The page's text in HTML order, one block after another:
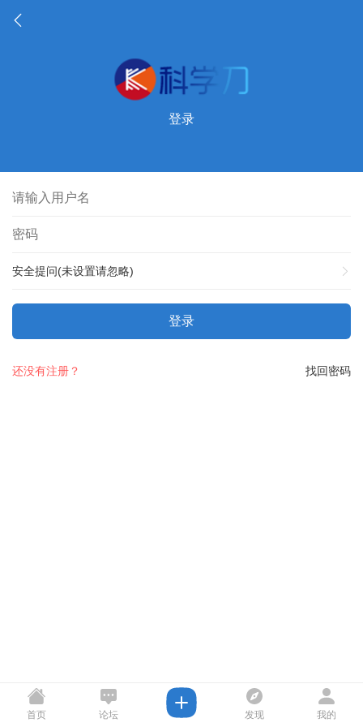
登录
安全提问(未设置请忽略)
登录
找回密码
还没有注册？
首页 论坛 发现 我的